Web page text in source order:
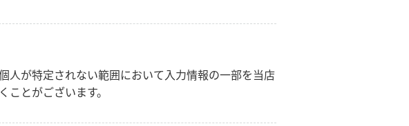
English
人が特定されない範囲において入力情報の一部を当店
とがございます。